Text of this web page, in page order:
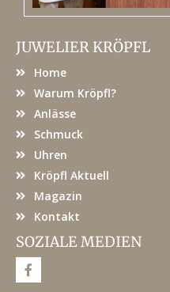
JUWELIER KRÖPFL
Home
Warum Kröpfl?
Anlässe
Schmuck
Uhren
Kröpfl Aktuell
Magazin
Kontakt
SOZIALE MEDIEN
F
a